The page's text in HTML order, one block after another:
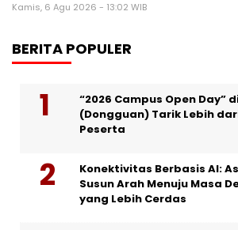
Kamis, 6 Agu 2026 - 13:02 WIB
BERITA POPULER
“2026 Campus Open Day”
(Dongguan) Tarik Lebih
Peserta
Konektivitas Berbasis AI:
Susun Arah Menuju Masa
yang Lebih Cerdas